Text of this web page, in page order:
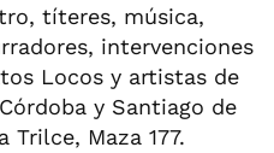
títeres, música,
intervenciones
Locos y artistas de
y Santiago de
Trilce, Maza 177.